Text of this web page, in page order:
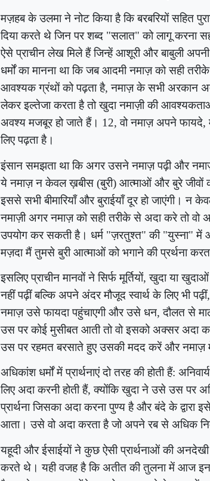
मज़हब के उलमा ने नोट किया है कि बरबरियों सहित
दिया करते थे जिन पर शब्द "सलात" को लागू करना
ऐसे प्राचीन लेख मिले हैं जिन्हें आशूरी और बाबुली
धर्मों का मानना ​​था कि जब आदमी नमाज़ को सही
आवश्यक ग्रंथों को पढ़ता है,नमाज़ के सभी अरकान
लेकर इल्तेजा करता है तो खुदा नमाज़ी की
अवश्य मजबूर हो जाते हैं। 12, वो नमाज़ अपने
लिए पढ़ता है।
इंसान समझता था कि अगर उसने नमाज़ पढ़ी और नमाज़
ये नमाज़ न केवल ख़बीस (बुरी) आत्माओं और बुरे
इससे सभी बीमारियाँ और बुराईयाँ दूर हो जाएंगी। न
नमाज़ी अगर नमाज़ को सही तरीके से अदा करे तो वो
उपयोग कर सकती है। धर्म "ज़रतुश्त" की "युस्ना" में
मज़दा मैं तुमसे बुरी आत्माओं को भगाने की प्रर्थना
इसलिए प्राचीन मानवों ने सिर्फ मूर्तियों,खुदा या खुदाओं
नहीं पढ़ीं बल्कि अपने अंदर मौजूद स्वार्थ के लिए भी पढ़ीं
नमाज़ उसे फायदा पहुंचाएगी और उसे धन,दौलत से
उस पर कोई मुसीबत आती तो वो इसको अक्सर अदा
उस पर रहमत बरसाते हुए उसकी मदद करें और नमाज़ में
अधिकांश धर्मों में प्रार्थनाएं दो तरह की होती हैं:
लिए अदा करनी होती हैं, क्योंकि खुदा ने उसे उस पर
प्रार्थना जिसका अदा करना पुण्य है और बंदे के द्वारा
आता। उसे वो अदा करता है जो अपने रब से अधिक
यहूदी और ईसाईयों ने कुछ ऐसी प्रार्थनाओं की
करते थे। यही वजह है कि अतीत की तुलना में आज इन